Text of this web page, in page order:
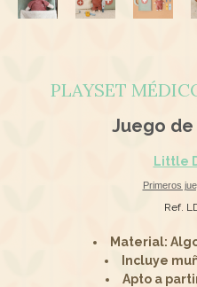
PLAYSET
Juego
Little
Primeros
Ref.
Material:
Incluye
Apto a